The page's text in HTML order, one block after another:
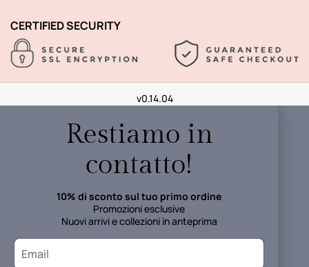
CERTIFIED SECURITY
v0.14.04
Restiamo in
contatto!
10% di sconto sul tuo primo ordine
Promozioni esclusive
Nuovi arrivi e collezioni in anteprima